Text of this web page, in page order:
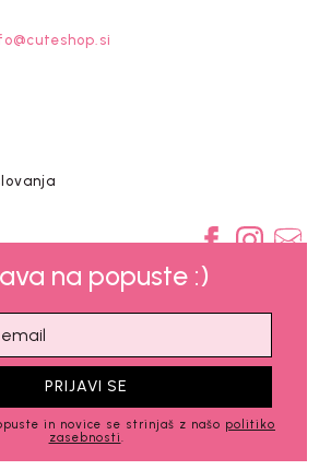
na popuste :)
PRIJAVI SE
in novice se strinjaš z našo politiko
zasebnosti